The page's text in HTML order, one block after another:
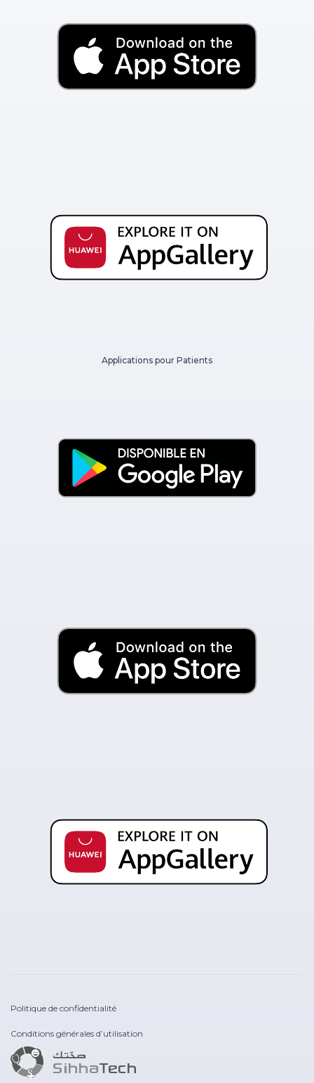
Applications pour Patients
Politique de confidentialité
Conditions générales d’utilisation